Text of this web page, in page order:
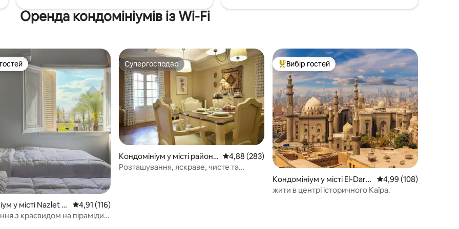
Оренда кондомініумів із Wi-Fi
гостей
у місті Nazlet El
Середня оцінка: 4,91 з 5, відгуки: 116
4,91 (116)
з краєвидом на піраміди
Супергосподар
Супергосподар
Кондомініум у місті район
Мааді
Середня оцінка: 4,88 з 5, відгуки: 283
4,88 (283)
Розташування, яскраве, чисте та
Топ вибір гостей
Вибір гостей
Кондомініум у місті El-Darb
El-Ahmar
Середня оцінка: 4,99
4,99 (108)
жити в центрі історичного Каїра.